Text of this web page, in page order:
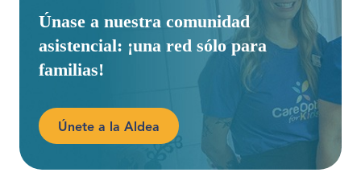
Únase a nuestra comunidad
asistencial: ¡una red sólo para
familias!
Únete a la Aldea